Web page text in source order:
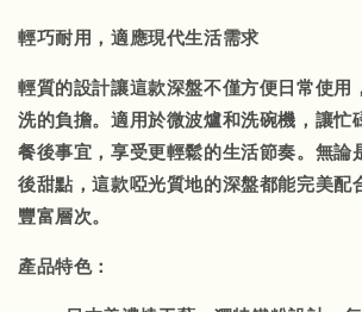
輕巧耐用，適應現代生活需求
輕質的設計讓這款深盤不僅方便日常使用
洗的負擔。適用於微波爐和洗碗機，讓忙
餐後事宜，享受更輕鬆的生活節奏。無論
後甜點，這款啞光質地的深盤都能完美配
豐富層次。
產品特色：